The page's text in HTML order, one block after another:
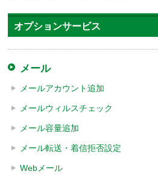
オプションサービス
メール
メールアカウント追加
メールウィルスチェック
メール容量追加
メール転送・着信拒否設定
Webメール